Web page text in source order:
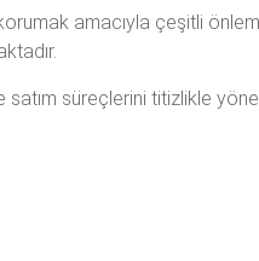
amacıyla çeşitli
satım süreçlerini titizlikle